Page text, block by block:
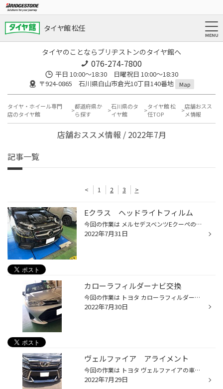
タイヤ館 松任
タイヤのことならブリヂストンのタイヤ館へ
076-274-7800
平日 10:00～18:30 日曜祝日 10:00～18:30
〒924-0865 石川県白山市倉光10丁目140番地
Map
タイヤ・ホイール専門
店のタイヤ館
都道府県か
ら探す
石川県のタ
イヤ館
タイヤ館 松
任TOP
店舗おスス
メ情報
店舗おススメ情報 / 2022年7月
記事一覧
< 1 2 3 >
Eクラス ヘッドライトフィルム
今回の作業は メルセデスベンツEクーペのヘッドライト・エンブレムにプロテクションフイルムの施工作業です 今回使用した商品は ブレックスさんが販売している DIAMOND SWELL DS Clear Impactと言う商品を施工しました 紫外線から樹脂製品を守り撥水性もあるので虫や汚れが付いてもすぐに取れる...
2022年7月31日
カローラフィルダーナビ交換
今回の作業は トヨタ カローラフィルダーのナビの入れ替え作業です 今まではカロッツエリアのナビのみがついていました 今回取り付けたナビは パナソニック製のCN−HE01WDを取り付けました リアーカメラは元々付いていたので流用しての取付けです カメラのガイド線を調整して作業終了です 作業依頼あ...
2022年7月30日
ヴェルファイア アライメント
今回の作業は トヨタ ヴェルファイアの車高調整とアライメント作業です 車高調整はリアーの車高に合わせてフロントの車高を調整しました 調整後はアライメント調整を行いました 作業依頼ありがとうございます
2022年7月29日